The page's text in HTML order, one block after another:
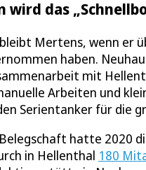
das
Mertens, wenn er
haben.
mit
Arbeiten und
Serientanker für die
hatte 2020
in Hellenthal 180